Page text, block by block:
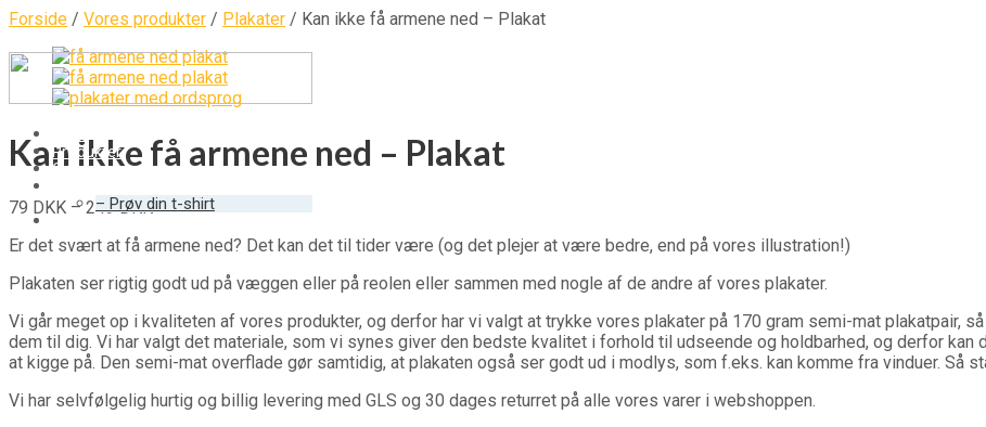
Produkter
Ordsprog
– Prøv din t-shirt
Forside / Vores produkter / Plakater / Kan ikke få armene ned – Plakat
Kan ikke få armene ned – Plakat
79 DKK –249DKK
Er det svært at få armene ned? Det kan det til tider være (og det plejer at være bedre, end på vores illustration!)
Plakaten ser rigtig godt ud på væggen eller på reolen eller sammen med nogle af de andre af vores plakater.
Vi går meget op i kvaliteten af vores produkter, og derfor har vi valgt at trykke vores plakater på 170 gram semi-mat plakatpair,
dem til dig. Vi har valgt det materiale, som vi synes giver den bedste kvalitet i forhold til udseende og holdbarhed, og derfor kan
at kigge på. Den semi-mat overflade gør samtidig, at plakaten også ser godt ud i modlys, som f.eks. kan komme fra vinduer. Så
Vi har selvfølgelig hurtig og billig levering med GLS og 30 dages returret på alle vores varer i webshoppen.